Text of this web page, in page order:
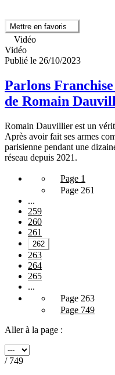
Mettre en favoris
Vidéo
Vidéo
Publié le 26/10/2023
Parlons
de Romain
Romain Dauvillier est un
Après avoir fait ses armes
parisienne pendant une
réseau depuis 2021.
Page 1
Page 261
...
259
260
261
262
263
264
265
...
Page 263
Page 749
Aller à la page :
/ 749